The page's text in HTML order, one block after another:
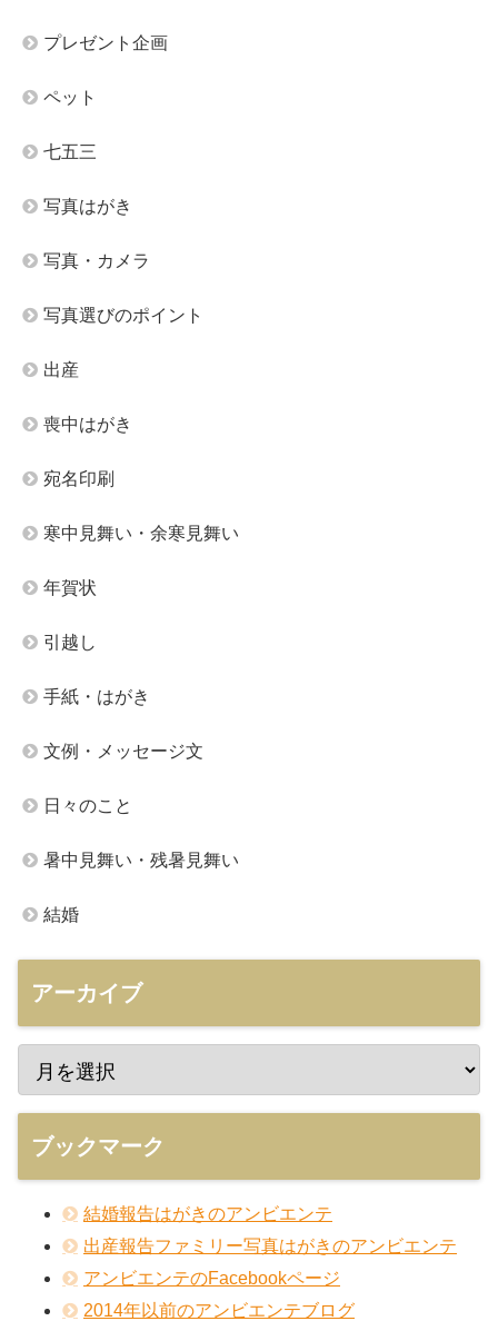
プレゼント企画
ペット
七五三
写真はがき
写真・カメラ
写真選びのポイント
出産
喪中はがき
宛名印刷
寒中見舞い・余寒見舞い
年賀状
引越し
手紙・はがき
文例・メッセージ文
日々のこと
暑中見舞い・残暑見舞い
結婚
アーカイブ
ブックマーク
結婚報告はがきのアンビエンテ
出産報告ファミリー写真はがきのアンビエンテ
アンビエンテのFacebookページ
2014年以前のアンビエンテブログ